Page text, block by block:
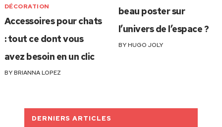
DÉCORATION
Accessoires pour chats
: tout ce dont vous
avez besoin en un clic
BYBRIANNA LOPEZ
beau poster sur
l’univers de l’espace ?
BYHUGO JOLY
DERNIERS ARTICLES